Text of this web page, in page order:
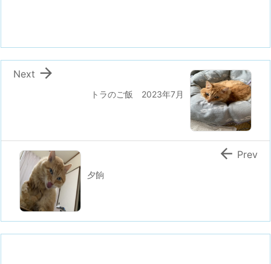
トラのご飯 2023年7月

Next
夕餉
 Prev